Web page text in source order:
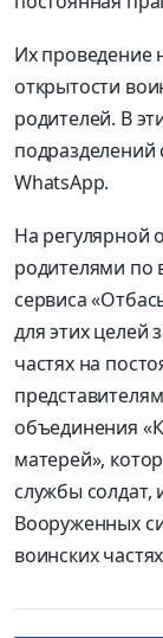
Их проведение
открытости
родителей. В
WhatsApp.
На регулярной
родителями по
сервиса
для этих целей
частях на
объединения
матерей»,
службы
Вооруженных
воинских